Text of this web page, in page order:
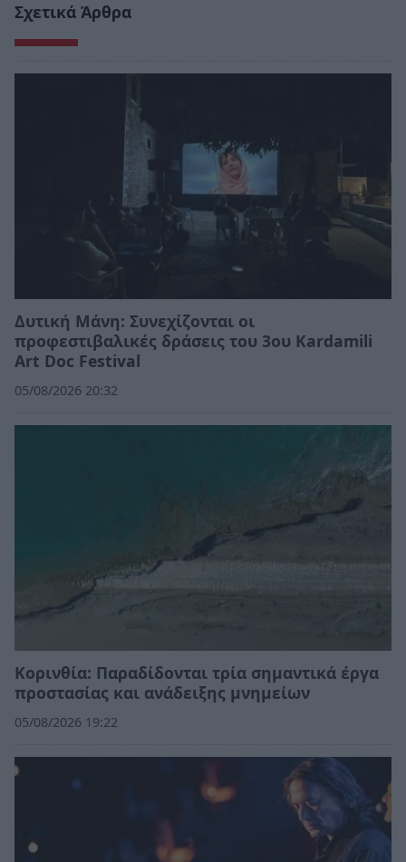
Σχετικά Άρθρα
Δυτική Μάνη: Συνεχίζονται οι
προφεστιβαλικές δράσεις του 3ου Kardamili
Art Doc Festival
05/08/2026 20:32
Κορινθία: Παραδίδονται τρία σημαντικά έργα
προστασίας και ανάδειξης μνημείων
05/08/2026 19:22